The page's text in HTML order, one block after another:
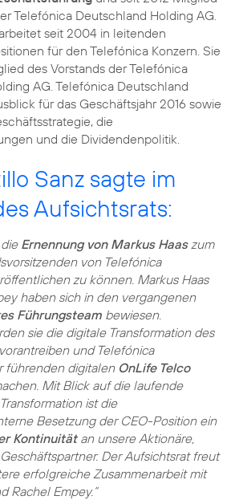
Telefónica Deutschland Holding AG.
arbeitet seit 2004 in leitenden
für den Telefónica Konzern. Sie
des Vorstands der Telefónica
AG. Telefónica Deutschland
für das Geschäftsjahr 2016 sowie
die
und die Dividendenpolitik.
Sanz sagte im
Aufsichtsrats:
Ernennung von Markus Haaszum
von Telefónica
zu können. Markus Haas
haben sich in den vergangenen
Führungsteam bewiesen.
sie die digitale Transformation des
und Telefónica
führenden digitalen OnLife Telco
Mit Blick auf die laufende
ist die
Besetzung der CEO-Position ein
Kontinuitätan unsere Aktionäre,
Der Aufsichtsrat freut
erfolgreiche Zusammenarbeit mit
Rachel Empey.“